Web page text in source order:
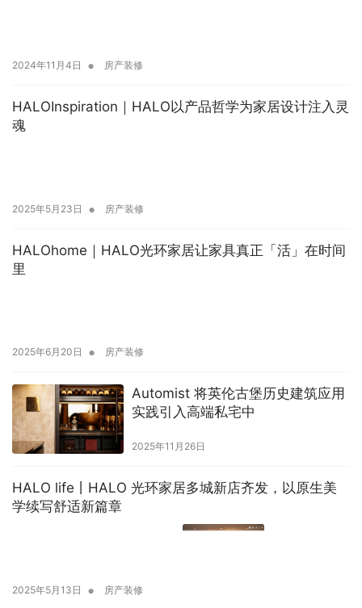
2024年11月4日 • 房产装修
HALOInspiration｜HALO以产品哲学为家居设计注入灵
魂
2025年5月23日 • 房产装修
HALOhome｜HALO光环家居让家具真正「活」在时间
里
2025年6月20日 • 房产装修
Automist 将英伦古堡历史建筑应用
实践引入高端私宅中
2025年11月26日
HALO life丨HALO 光环家居多城新店齐发，以原生美
学续写舒适新篇章
2025年5月13日 • 房产装修